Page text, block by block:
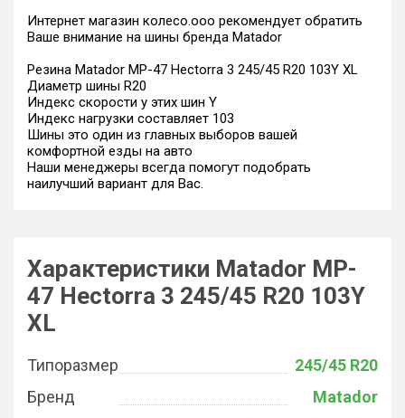
Интернет магазин колесо.ооо рекомендует обратить
Ваше внимание на шины бренда Matador
Резина Matador MP-47 Hectorra 3 245/45 R20 103Y XL
Диаметр шины R20
Индекс скорости у этих шин Y
Индекс нагрузки составляет 103
Шины это один из главных выборов вашей
комфортной езды на авто
Наши менеджеры всегда помогут подобрать
наилучший вариант для Вас.
Характеристики Matador MP-
47 Hectorra 3 245/45 R20 103Y
XL
Типоразмер
245/45 R20
Бренд
Matador